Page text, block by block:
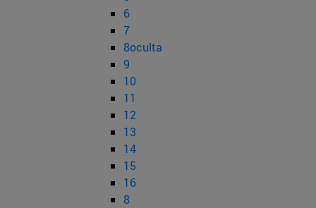
6
7
8oculta
9
10
11
12
13
14
15
16
8